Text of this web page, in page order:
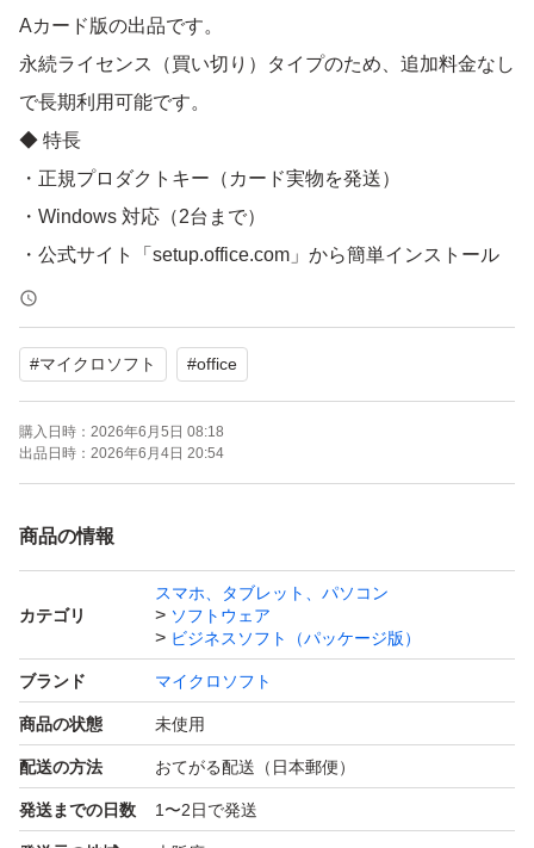
Aカード版の出品です。
永続ライセンス（買い切り）タイプのため、追加料金なし
で長期利用可能です。
◆ 特長
・正規プロダクトキー（カード実物を発送）
・Windows 対応（2台まで）
・公式サイト「setup.office.com」から簡単インストール
・電話認証のみに対応 ※専用サポートにより、自動認証
システムを利用してスムーズに認証可能（お客様ご自身で
の電話対応は不要です）
・再インストール可能
◆ 内容物
・未使用未開封 POSAカード（写真のカードを発送しま
す）
◆ 発送・サポート
お支払い確認後、24時間以内に発送いたします。
インストール・認証完了まで丁寧にサポートいたしますの
で、初めての方もご安心ください。
※すり替え防止のため、購入後の返品・返金はご遠慮くだ
さい。
即購入OKです。よろしくお願いいたします。
#マイクロソフト #office
購入日時： 2026年6月5日 08:18
出品日時： 2026年6月4日 20:54
商品の情報
カテゴリ
スマホ、タブレット、パソコン
ソフトウェア
ビジネスソフト（パッケージ版）
ブランド マイクロソフト
商品の状態 未使用
配送の方法 おてがる配送（日本郵便）
発送までの日数 1〜2日で発送